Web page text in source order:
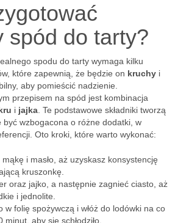
spód do tarty?
spodu do tarty wymaga kilku
które zapewnią, że będzie on kruchy i
aby pomieścić nadzienie.
przepisem na spód jest kombinacja
i jajka . Te podstawowe składniki tworzą
być wzbogacona o różne dodatki, w
Oto kroki, które warto wykonać:
i masło, aż uzyskasz konsystencję
kruszonkę.
oraz jajko, a następnie zagnieć ciasto, aż
i jednolite.
w folię spożywczą i włóż do lodówki na co
minut, aby się schłodziło.